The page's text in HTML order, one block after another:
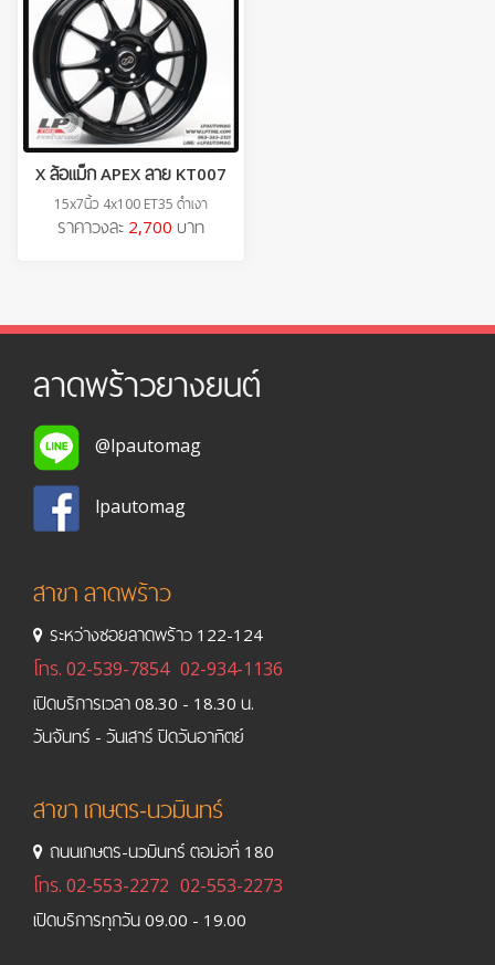
X ล้อแม็ก APEX ลาย KT007
15x7นิ้ว 4x100 ET35 ดำเงา
ราคาวงละ 2,700 บาท
ลาดพร้าวยางยนต์
@lpautomag
lpautomag
สาขา ลาดพร้าว
ระหว่างซอยลาดพร้าว 122-124
โทร. 02-539-7854 02-934-1136
เปิดบริการเวลา 08.30 - 18.30 น.
วันจันทร์ - วันเสาร์ ปิดวันอาทิตย์
สาขา เกษตร-นวมินทร์
ถนนเกษตร-นวมินทร์ ตอม่อที่ 180
โทร. 02-553-2272 02-553-2273
เปิดบริการทุกวัน 09.00 - 19.00